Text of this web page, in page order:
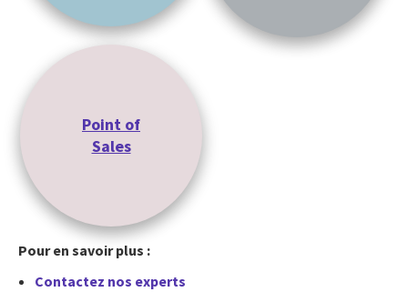
Point of
Sales
Pour en savoir plus :
Contactez nos experts